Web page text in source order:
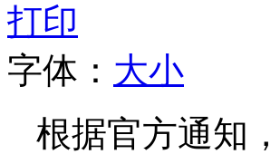
打印
字体： 大小
根据官方通知